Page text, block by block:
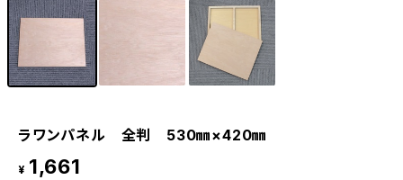
ラワンパネル 全判 530㎜×420㎜
¥ 1,661